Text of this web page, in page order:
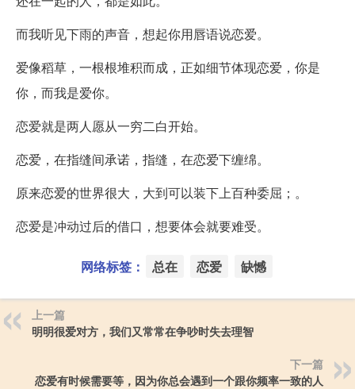
而我听见下雨的声音，想起你用唇语说恋爱。
爱像稻草，一根根堆积而成，正如细节体现恋爱，你是
你，而我是爱你。
恋爱就是两人愿从一穷二白开始。
恋爱，在指缝间承诺，指缝，在恋爱下缠绵。
原来恋爱的世界很大，大到可以装下上百种委屈；。
恋爱是冲动过后的借口，想要体会就要难受。
网络标签： 总在 恋爱 缺憾
上一篇
明明很爱对方，我们又常常在争吵时失去理智
下一篇
恋爱有时候需要等，因为你总会遇到一个跟你频率一致的人